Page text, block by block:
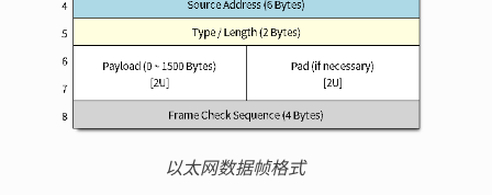
以太网数据帧格式